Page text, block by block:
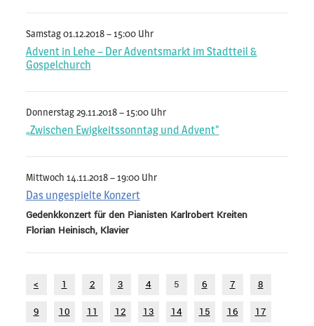
Samstag 01.12.2018 – 15:00 Uhr
Advent in Lehe – Der Adventsmarkt im Stadtteil &
Gospelchurch
Donnerstag 29.11.2018 – 15:00 Uhr
„Zwischen Ewigkeitssonntag und Advent"
Mittwoch 14.11.2018 – 19:00 Uhr
Das ungespielte Konzert
Gedenkkonzert für den Pianisten Karlrobert Kreiten
Florian Heinisch, Klavier
< 1 2 3 4 5 6 7 8
9 10 11 12 13 14 15 16 17